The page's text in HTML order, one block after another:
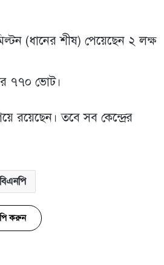
(ধানের শীষ) পেয়েছেন ২ লক্ষ
৭৭০ ভোট।
রয়েছেন। তবে সব কেন্দ্রের
করুন